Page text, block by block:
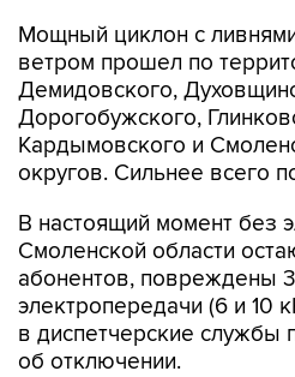
Мощный циклон с
ветром прошел по
Демидовского,
Дорогобужского,
Кардымовского и
округов. Сильнее всего
В настоящий момент без
Смоленской области
абонентов, повреждены
электропередачи (6 и 10
в диспетчерские службы
об отключении.